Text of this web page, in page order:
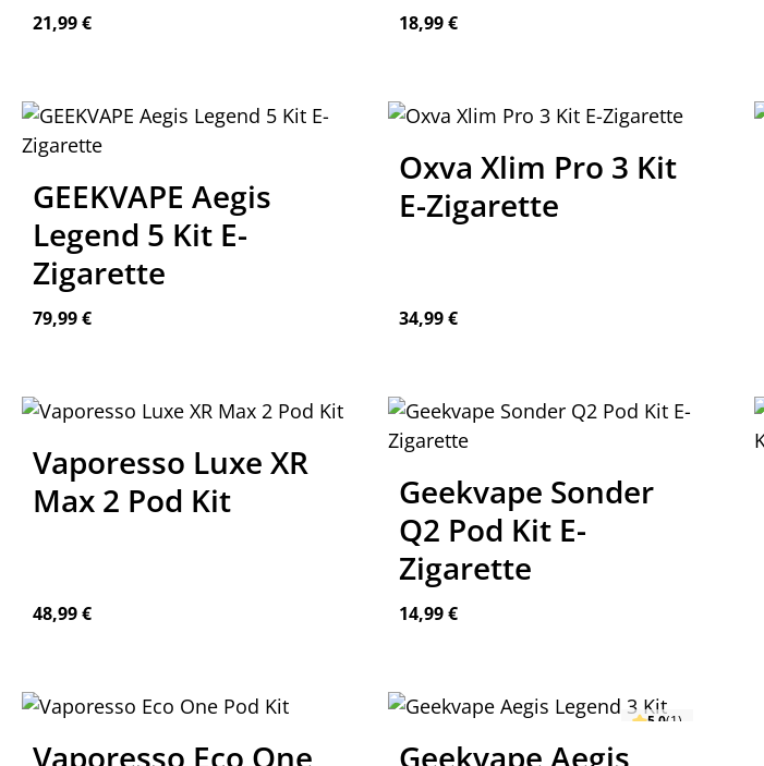
Regulärer Preis:
21,99 € Regulärer Preis:
18,99 €
GEEKVAPE Aegis
Legend 5 Kit E-
Zigarette
Regulärer Preis:
79,99 €
Oxva Xlim Pro 3 Kit
E-Zigarette
Regulärer Preis:
34,99 €
Vaporesso Luxe XR
Max 2 Pod Kit
Regulärer Preis:
48,99 €
Geekvape Sonder
Q2 Pod Kit E-
Zigarette
Regulärer Preis:
14,99 €
Vaporesso Eco One
5.0(1)
Geekvape Aegis